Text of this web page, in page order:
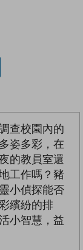
查校園內的
姿多彩，在
的教員室還
工作嗎？豬
小偵探能否
繽紛的排
小智慧，益